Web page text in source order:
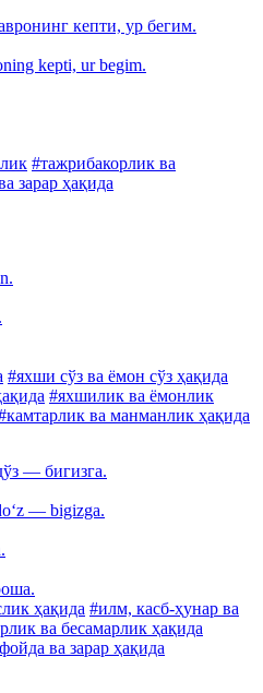
кепти, ур бегим.
kepti, ur begim.
#тажрибакорлик ва
зарар ҳақида
#яхши сўз ва ёмон сўз ҳақида
#яхшилик ва ёмонлик
ва манманлик ҳақида
— бигизга.
— bigizga.
ҳақида #илм, касб-ҳунар ва
ва бесамарлик ҳақида
ва зарар ҳақида